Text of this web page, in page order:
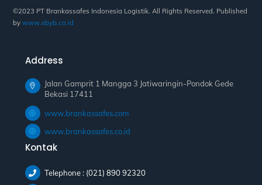
©2023 PT Brankassafes Indonesia Logistik. All Rights Reserved. Published
bywww.ebyb.co.id
Address
Jalan Gamprit 1 Mangga 3 Jatiwaringin-Pondok Gede
Bekasi 17411
www.brankassafes.com
www.brankassafes.co.id
Kontak
Telephone : (021) 890 92320